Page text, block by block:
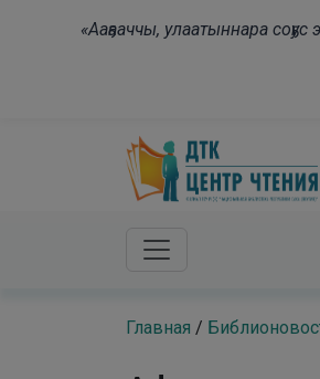
«Ааҕааччы, улаатыннара
Главная /